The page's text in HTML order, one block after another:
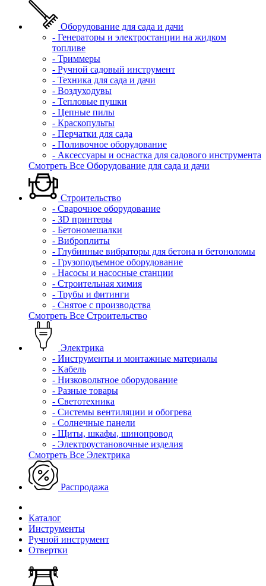
Оборудование для сада и дачи
- Генераторы и электростанции на жидком
топливе
- Триммеры
- Ручной садовый инструмент
- Техника для сада и дачи
- Воздуходувы
- Тепловые пушки
- Цепные пилы
- Краскопульты
- Перчатки для сада
- Поливочное оборудование
- Аксессуары и оснастка для садового инструмента
Смотреть Все Оборудование для сада и дачи
Строительство
- Сварочное оборудование
- 3D принтеры
- Бетономешалки
- Виброплиты
- Глубинные вибраторы для бетона и бетоноломы
- Грузоподъемное оборудование
- Насосы и насосные станции
- Строительная химия
- Трубы и фитинги
- Снятое с производства
Смотреть Все Строительство
Электрика
- Инструменты и монтажные материалы
- Кабель
- Низковольтное оборудование
- Разные товары
- Светотехника
- Системы вентиляции и обогрева
- Солнечные панели
- Щиты, шкафы, шинопровод
- Электроустановочные изделия
Смотреть Все Электрика
Распродажа
Каталог
Инструменты
Ручной инструмент
Отвертки